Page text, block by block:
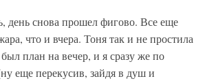
день снова прошел фигово. Все еще
что и вчера. Тоня так и не простила
план на вечер, и я сразу же по
еще перекусив, зайдя в душ и